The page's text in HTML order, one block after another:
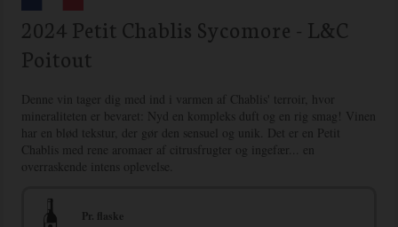
2024 Petit Chablis Sycomore - L&C
Poitout
Denne vin tager dig med ind i varmen af Chablis' terroir, hvor
mineraliteten er bevaret: Nyd en kompleks duft og en rig smag! Vinen
har en blød tekstur, der gør den sensuel og unik. Det er en Petit
Chablis med rene aromaer af citrusfrugter og ingefær... en
overraskende intens oplevelse.
Pr. flaske